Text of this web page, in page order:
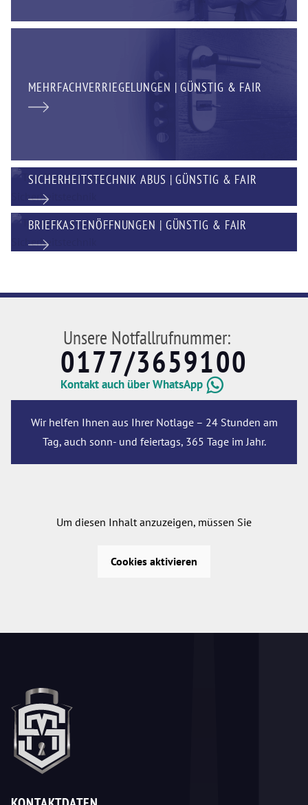
MEHRFACHVERRIEGELUNGEN | GÜNSTIG & FAIR
SICHERHEITSTECHNIK ABUS | GÜNSTIG & FAIR
BRIEFKASTENÖFFNUNGEN | GÜNSTIG & FAIR
Unsere Notfallrufnummer:
0177/3659100
Kontakt auch über WhatsApp
Wir helfen Ihnen aus Ihrer Notlage – 24 Stunden am
Tag, auch sonn- und feiertags, 365 Tage im Jahr.
Um diesen Inhalt anzuzeigen, müssen Sie
Cookies aktivieren